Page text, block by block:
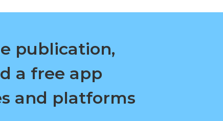
publication,
a free app
and platforms